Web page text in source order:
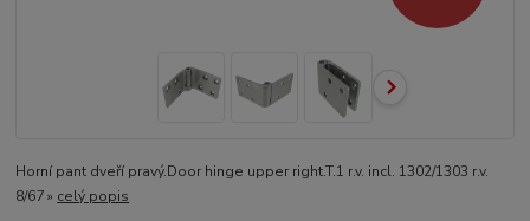
Horní pant dveří pravý.Door hinge upper right.T.1 r.v. incl. 1302/1303 r.v.
8/67 » celý popis